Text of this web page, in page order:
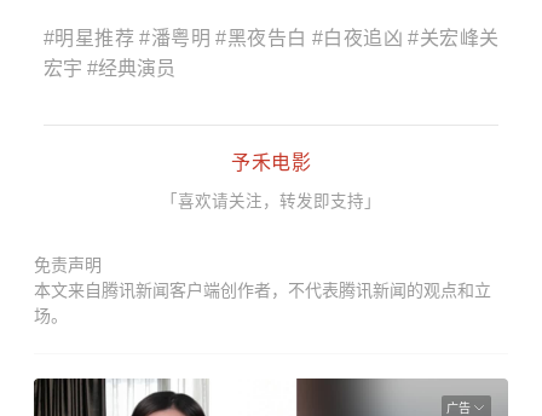
#明星推荐 #潘粤明 #黑夜告白 #白夜追凶 #关宏峰关
宏宇 #经典演员
予禾电影
「喜欢请关注，转发即支持」
免责声明
本文来自腾讯新闻客户端创作者，不代表腾讯新闻的观点和立
场。
广告